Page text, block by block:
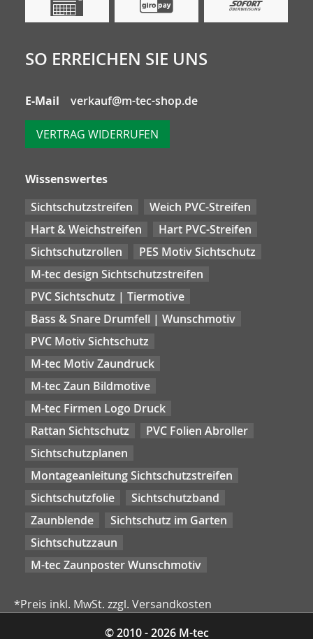
SO ERREICHEN SIE UNS
E-Mail verkauf@m-tec-shop.de
VERTRAG WIDERRUFEN
Wissenswertes
Sichtschutzstreifen
Weich PVC-Streifen
Hart & Weichstreifen
Hart PVC-Streifen
Sichtschutzrollen
PES Motiv Sichtschutz
M-tec design Sichtschutzstreifen
PVC Sichtschutz | Tiermotive
Bass & Snare Drumfell | Wunschmotiv
PVC Motiv Sichtschutz
M-tec Motiv Zaundruck
M-tec Zaun Bildmotive
M-tec Firmen Logo Druck
Rattan Sichtschutz
PVC Folien Abroller
Sichtschutzplanen
Montageanleitung Sichtschutzstreifen
Sichtschutzfolie
Sichtschutzband
Zaunblende
Sichtschutz im Garten
Sichtschutzzaun
M-tec Zaunposter Wunschmotiv
*Preis inkl. MwSt. zzgl. Versandkosten
© 2010 - 2026 M-tec